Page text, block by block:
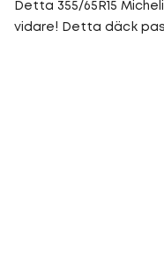
Detta 355/65R15
vidare! Detta däck